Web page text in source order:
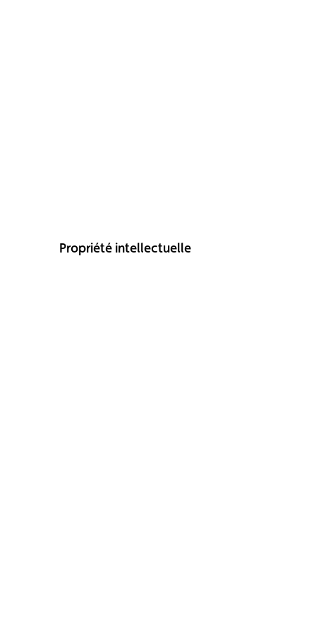
Propriété intellectuelle